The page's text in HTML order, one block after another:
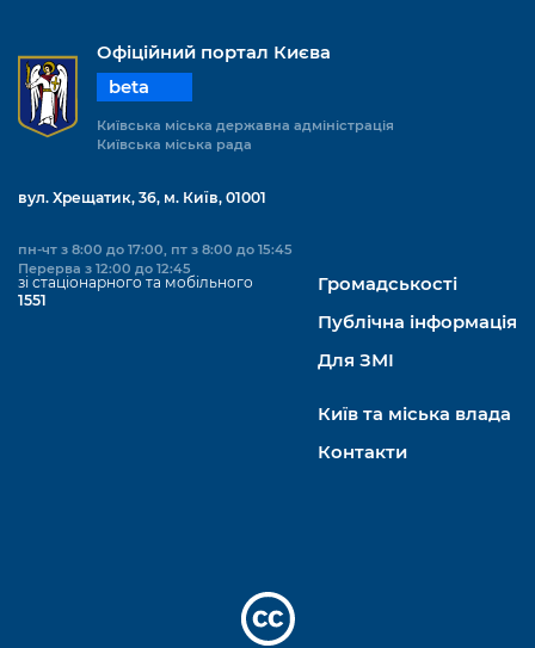
Офіційний портал Києва
beta
Київська міська державна адміністрація
Київська міська рада
вул. Хрещатик, 36, м. Київ, 01001
пн-чт з 8:00 до 17:00, пт з 8:00 до 15:45
Перерва з 12:00 до 12:45
зі стаціонарного та мобільного
1551
Громадськості
Публічна інформація
Для ЗМІ
Київ та міська влада
Контакти